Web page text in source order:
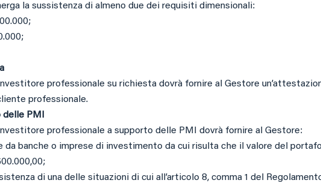
la sussistenza di almeno due dei requisiti dimensionali:
professionale su richiesta dovrà fornire al Gestore
professionale.
PMI
professionale a supporto delle PMI dovrà fornire al Gestore:
da banche o imprese di investimento da cui risulta che il valore del
di una delle situazioni di cui all’articolo 8, comma 1 del